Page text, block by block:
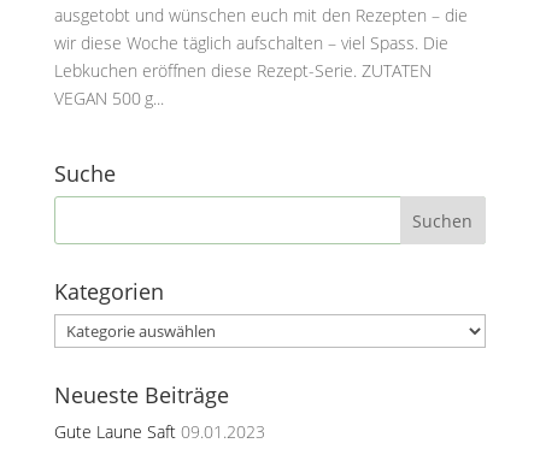
ausgetobt und wünschen euch mit den Rezepten – die
wir diese Woche täglich aufschalten – viel Spass. Die
Lebkuchen eröffnen diese Rezept-Serie. ZUTATEN
VEGAN 500 g...
Suche
Kategorien
Kategorien
Neueste Beiträge
Gute Laune Saft 09.01.2023